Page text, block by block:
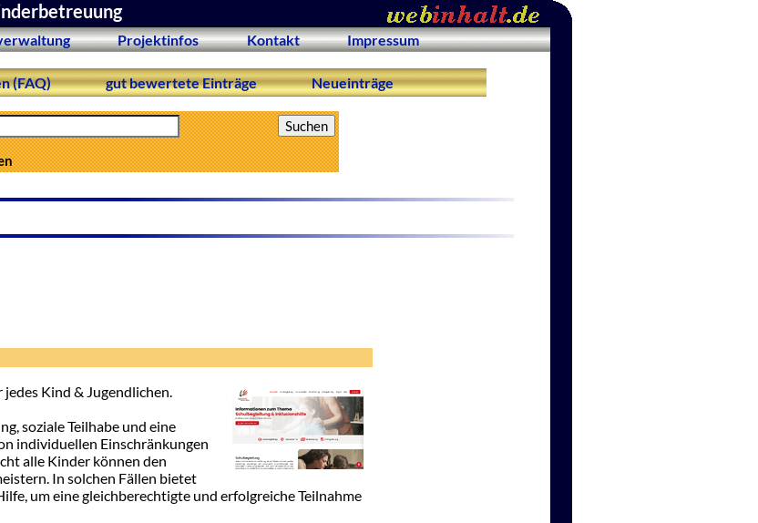
Projektinfos Kontakt Impressum
(FAQ) gut bewertete Einträge Neueinträge
Kind & Jugendlichen.
soziale Teilhabe und eine
individuellen Einschränkungen
alle Kinder können den
In solchen Fällen bietet
um eine gleichberechtigte und erfolgreiche Teilnahme